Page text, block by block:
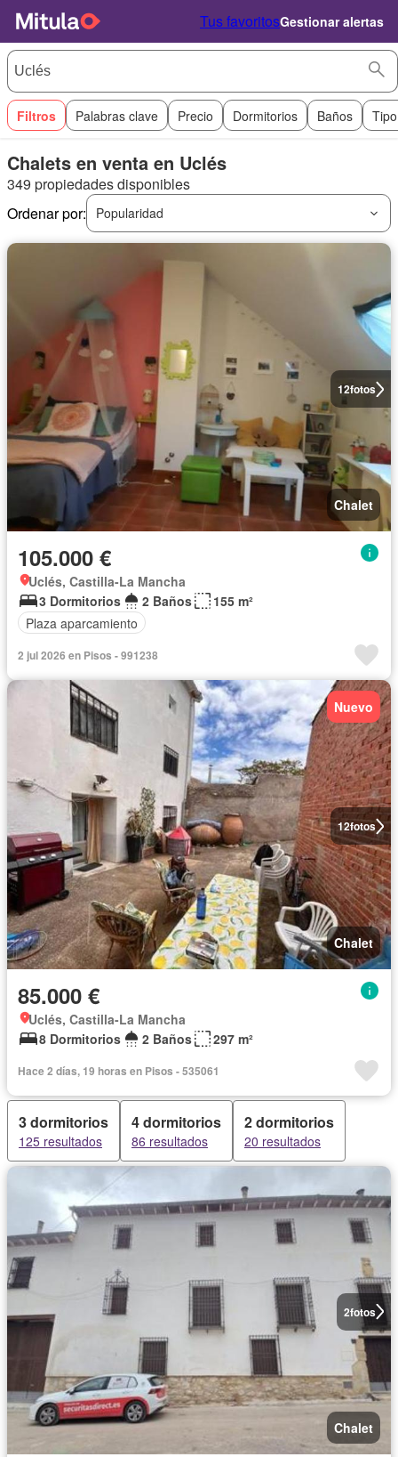
Tus favoritosGestionar alertas
Filtros Palabras clave Precio Dormitorios Baños
Chalets en venta en Uclés
349 propiedades disponibles
Ordenar por:
Popularidad
12fotos
Chalet
105.000 €
Uclés, Castilla-La Mancha
3 Dormitorios
2 Baños
155 m²
Plaza aparcamiento
2 jul 2026 en Pisos - 991238
12fotos
Nuevo
Chalet
85.000 €
Uclés, Castilla-La Mancha
8 Dormitorios
2 Baños 297 m²
Hace 2 días, 19 horas en Pisos - 535061
3 dormitorios
125 resultados
4 dormitorios
86 resultados
2 dormitorios
20 resultados
2fotos
Chalet